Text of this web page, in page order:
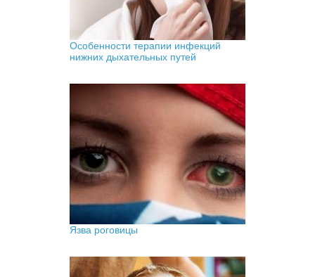
Особенности терапии инфекций
нижних дыхательных путей
Язва роговицы